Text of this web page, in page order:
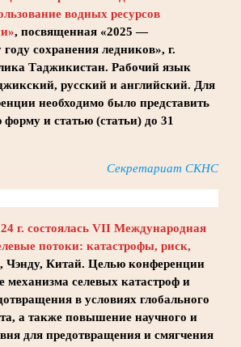
водных ресурсов
, посвященная «2025 —
сохранения ледников», г.
Таджикистан. Рабочий язык
русский и английский. Для
необходимо было представить
и статью (статьи) до 31
Секретариат СКНС
г. состоялась VII Международная
потоки: катастрофы, риск,
, Чэнду, Китай. Целью конференции
механизма селевых катастроф и
в условиях глобального
а также повышение научного и
для предотвращения и смягчения